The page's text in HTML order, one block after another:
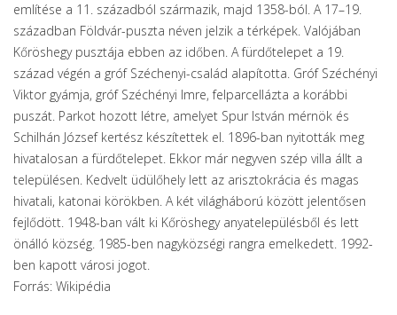
említése a 11. századból származik, majd 1358-ból. A 17–19.
században Földvár-puszta néven jelzik a térképek. Valójában
Kőröshegy pusztája ebben az időben. A fürdőtelepet a 19.
század végén a gróf Széchenyi-család alapította. Gróf Széchényi
Viktor gyámja, gróf Széchényi Imre, felparcellázta a korábbi
puszát. Parkot hozott létre, amelyet Spur István mérnök és
Schilhán József kertész készítettek el. 1896-ban nyitották meg
hivatalosan a fürdőtelepet. Ekkor már negyven szép villa állt a
településen. Kedvelt üdülőhely lett az arisztokrácia és magas
hivatali, katonai körökben. A két világháború között jelentősen
fejlődött. 1948-ban vált ki Kőröshegy anyatelepülésből és lett
önálló község. 1985-ben nagyközségi rangra emelkedett. 1992-
ben kapott városi jogot.
Forrás: Wikipédia